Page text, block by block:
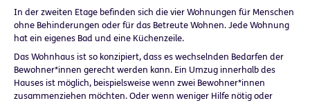
In der zweiten Etage befinden sich die vier Wohnungen für Menschen
ohne Behinderungen oder für das Betreute Wohnen. Jede Wohnung
hat ein eigenes Bad und eine Küchenzeile.
Das Wohnhaus ist so konzipiert, dass es wechselnden Bedarfen der
Bewohner*innen gerecht werden kann. Ein Umzug innerhalb des
Hauses ist möglich, beispielsweise wenn zwei Bewohner*innen
zusammenziehen möchten. Oder wenn weniger Hilfe nötig oder